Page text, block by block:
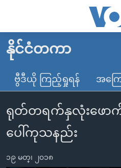
လွယ်ကူ
စေ
သည့်
များ
ပင်မ
သို့
မူလစာမျက်နှာ
မြန်မာ
ကမ္ဘာ့သတင်းများ
နိုင်ငံတကာ
အမေရိကန်
အစ္စရေး-ပါလက်စတိုင်း
ဗွီဒီယို
သတင်းလွတ်လပ်ခွင့်
ရပ်ဝန်းတခု လမ်းတခု အလွန်
အင်္ဂလိပ်စာလေ့လာမယ်
နိုင်ငံတကာ
ဗွီဒီယို ကြည့်ရှုရန် အကြ
ရုတ်တရက်နှလုံးဖော
ပေါ်ကုသနည်း
၁၉ မတ္၊ ၂၀၁၈